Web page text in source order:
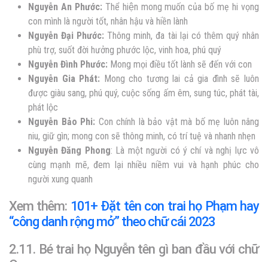
Nguyễn An Phước: Thể hiện mong muốn của bố mẹ hi vọng
con mình là người tốt, nhân hậu và hiền lành
NguyễnĐại Phước: Thông minh, đa tài lại có thêm quý nhân
phù trợ, suốt đời hưởng phước lộc, vinh hoa, phú quý
Nguyễn Đình Phước: Mong mọi điều tốt lành sẽ đến với con
Nguyễn Gia Phát: Mong cho tương lai cả gia đình sẽ luôn
được giàu sang, phú quý, cuộc sống ấm êm, sung túc, phát tài,
phát lộc
Nguyễn Bảo Phi: Con chính là bảo vật mà bố mẹ luôn nâng
niu, giữ gìn; mong con sẽ thông minh, có trí tuệ và nhanh nhẹn
NguyễnĐăng Phong: Là một người có ý chí và nghị lực vô
cùng mạnh mẽ, đem lại nhiều niềm vui và hạnh phúc cho
người xung quanh
Xem thêm: 101+ Đặt tên con trai họ Phạm hay
“công danh rộng mở” theo chữ cái 2023
2.11. Bé trai họ Nguyễn tên gì ban đầu với chữ